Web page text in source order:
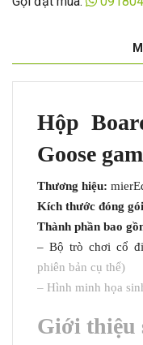
Hộp
Goose
Thương hiệu:
Kích thước đóng
Thành phần bao
– Bộ trò chơi cổ
phiên bản cụ thể)
– Hình minh họa
Giới thiệu